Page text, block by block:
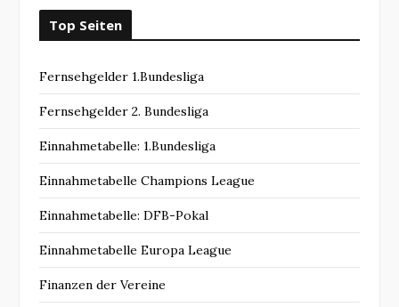
Top Seiten
Fernsehgelder 1.Bundesliga
Fernsehgelder 2. Bundesliga
Einnahmetabelle: 1.Bundesliga
Einnahmetabelle Champions League
Einnahmetabelle: DFB-Pokal
Einnahmetabelle Europa League
Finanzen der Vereine